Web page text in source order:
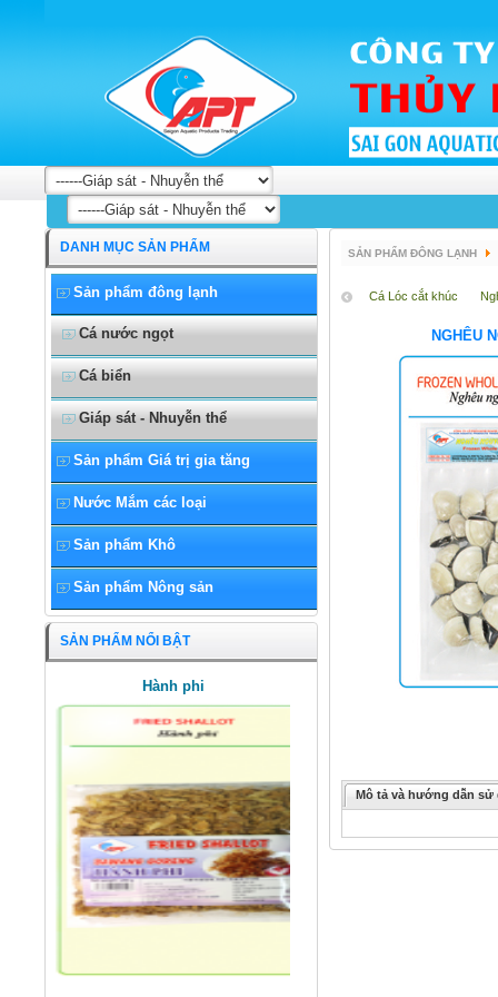
SẢN PHẨM ĐÔNG LẠNH
Cá Lóc cắt khúc
NGHÊU
Mô tả và hướng dẫn sử
DANH MỤC SẢN PHẨM
Sản phẩm đông lạnh
Cá nước ngọt
Cá biển
Giáp sát - Nhuyễn thể
Sản phẩm Giá trị gia tăng
Nước Mắm các loại
Sản phẩm Khô
Sản phẩm Nông sản
SẢN PHẨM NỔI BẬT
Hành phi